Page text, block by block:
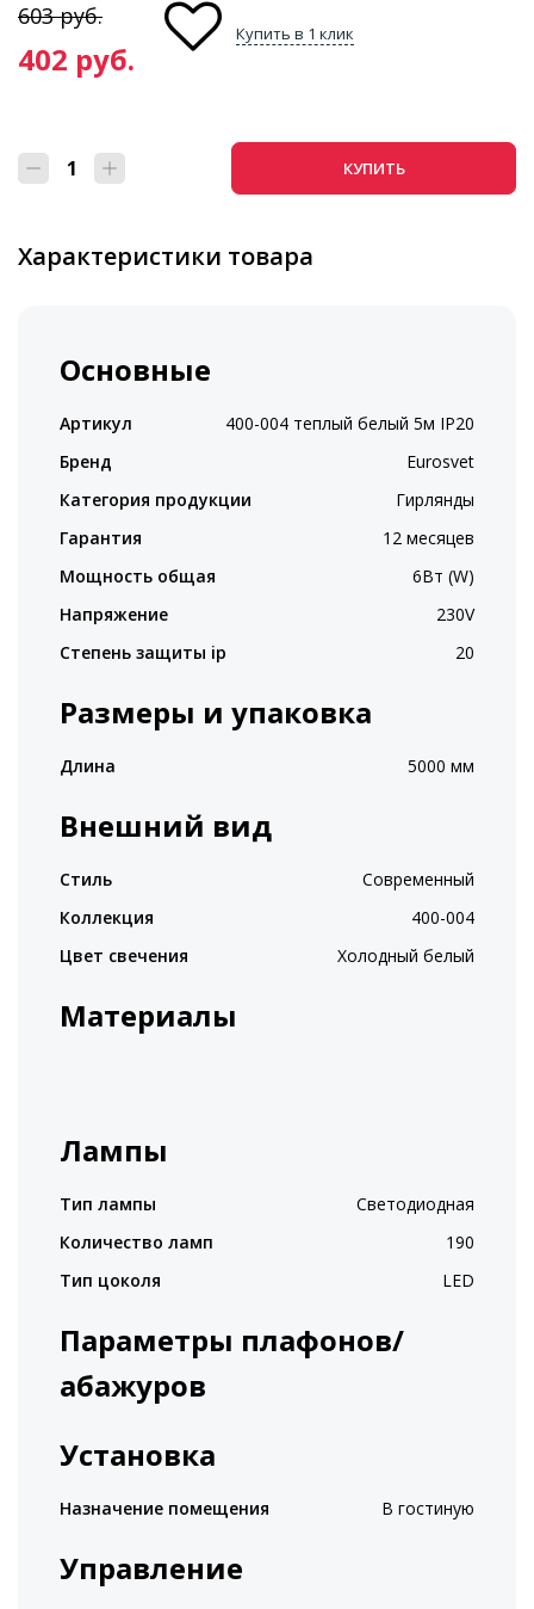
603руб.
402 руб.
Купить в 1 клик
КУПИТЬ
Характеристики товара
Основные
Артикул
400-004 теплый белый 5м IP20
Бренд
Eurosvet
Категория продукции
Гирлянды
Гарантия
12 месяцев
Мощность общая
6Вт (W)
Напряжение
230V
Степень защиты ip
20
Размеры и упаковка
Длина 5000 мм
Внешний вид
Стиль
Современный
Коллекция
400-004
Цвет свечения
Холодный белый
Материалы
Лампы
Тип лампы
Светодиодная
Количество ламп
190
Тип цоколя
LED
Параметры плафонов/
абажуров
Установка
Назначение помещения В гостиную
Управление